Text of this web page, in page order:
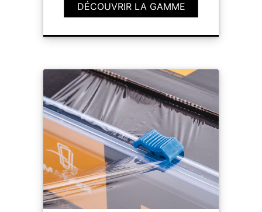
MES LISTES
CHEF'S LIST
PORTAIL
SUR-MESURE
DÉCOUVRIR LA GAMME